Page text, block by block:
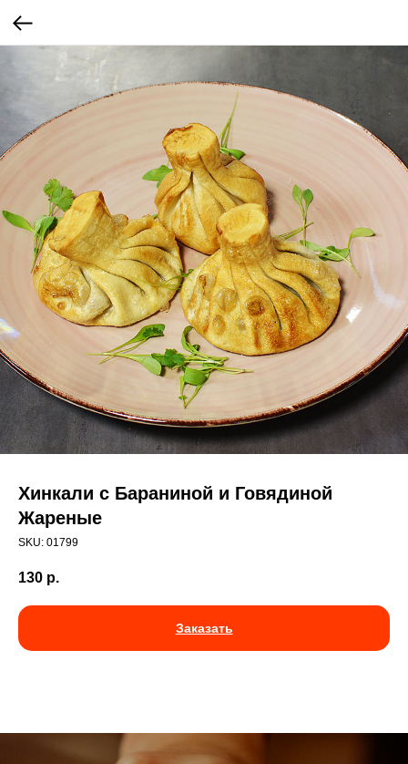
Хинкали с Бараниной и Говядиной
Жареные
SKU: 01799
130 р.
Заказать